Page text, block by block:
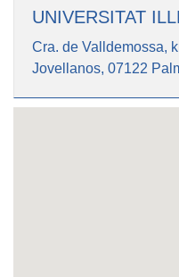
UNIVERSITAT
Cra. de Valldemossa,
Jovellanos, 07122